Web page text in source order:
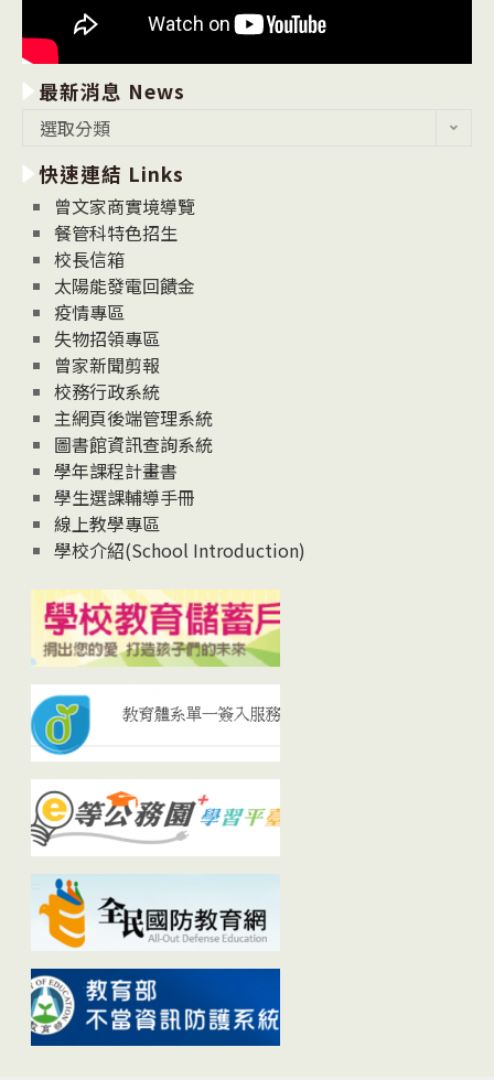
最新消息 News
消
息
News
選取分類
快速連結 Links
曾文家商實境導覽
餐管科特色招生
校長信箱
太陽能發電回饋金
疫情專區
失物招領專區
曾家新聞剪報
校務行政系統
主網頁後端管理系統
圖書館資訊查詢系統
學年課程計畫書
學生選課輔導手冊
線上教學專區
學校介紹(School Introduction)